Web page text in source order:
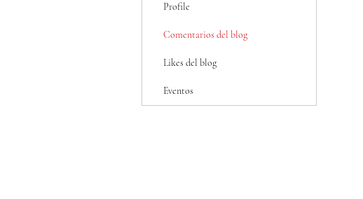
Profile
Comentarios del blog
Likes del blog
Eventos